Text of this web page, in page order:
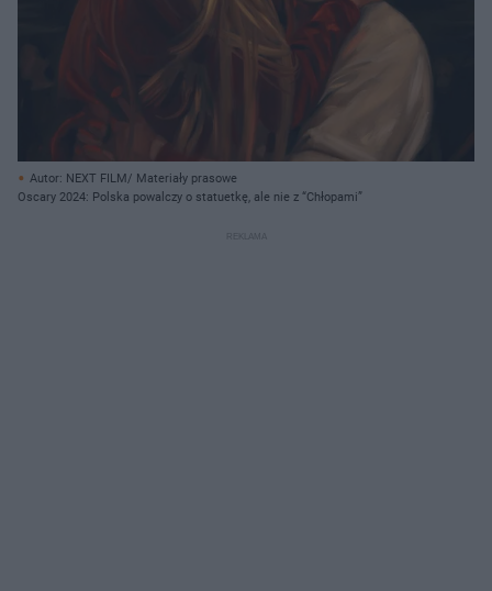
Autor: NEXT FILM/ Materiały prasowe
Oscary 2024: Polska powalczy o statuetkę, ale nie z “Chłopami”